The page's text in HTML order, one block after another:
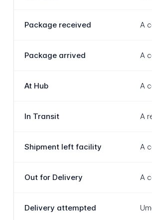
Package received A
Package arrived A
At Hub A
In Transit A
Shipment left facility A
Out for Delivery A
Delivery attempted